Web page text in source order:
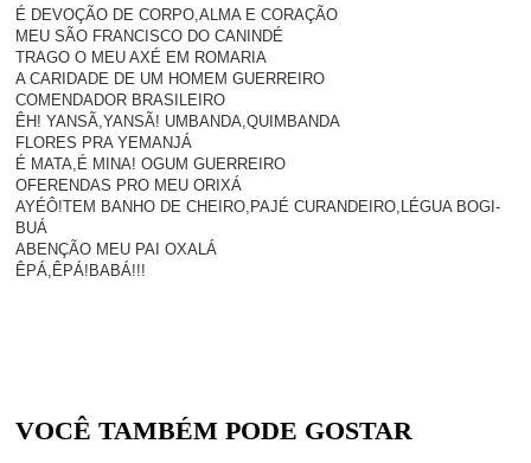
É DEVOÇÃO DE CORPO,ALMA E CORAÇÃO
MEU SÃO FRANCISCO DO CANINDÉ
TRAGO O MEU AXÉ EM ROMARIA
A CARIDADE DE UM HOMEM GUERREIRO
COMENDADOR BRASILEIRO
ÊH! YANSÃ,YANSÃ! UMBANDA,QUIMBANDA
FLORES PRA YEMANJÁ
É MATA,É MINA! OGUM GUERREIRO
OFERENDAS PRO MEU ORIXÁ
AYÉÔ!TEM BANHO DE CHEIRO,PAJÉ CURANDEIRO,LÉGUA BOGI-
BUÁ
ABENÇÃO MEU PAI OXALÁ
ÊPÁ,ÊPÁ!BABÁ!!!
VOCÊ TAMBÉM PODE GOSTAR